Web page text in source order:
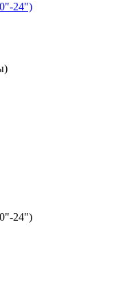
24")
24")